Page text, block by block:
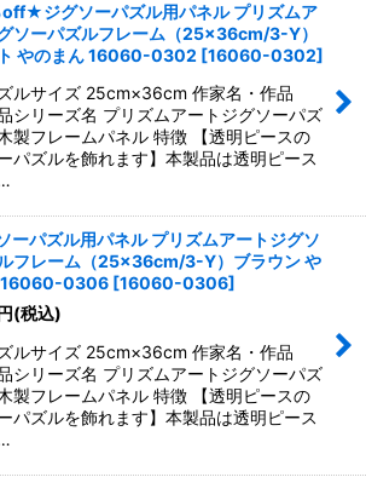
ジグソーパズル用パネル プリズムア
ソーパズルフレーム（25×36cm/3-Y）
やのまん 16060-0302 [16060-0302]
ルサイズ 25cm×36cm 作家名・作品
シリーズ名 プリズムアートジグソーパズ
製フレームパネル 特徴 【透明ピースの
パズルを飾れます】本製品は透明ピース
ーパズル用パネル プリズムアートジグソ
フレーム（25×36cm/3-Y）ブラウン や
16060-0306 [16060-0306]
(税込)
ルサイズ 25cm×36cm 作家名・作品
シリーズ名 プリズムアートジグソーパズ
製フレームパネル 特徴 【透明ピースの
パズルを飾れます】本製品は透明ピース